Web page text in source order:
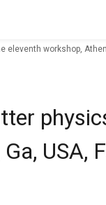
workshop,
USA,